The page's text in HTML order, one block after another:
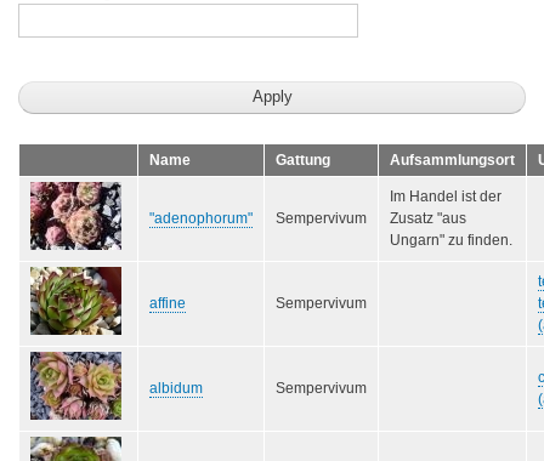
Name Gattung Aufsammlungsort
"adenophorum" Sempervivum
Im Handel ist der
Zusatz "aus
Ungarn" zu finden.
affine Sempervivum
albidum Sempervivum